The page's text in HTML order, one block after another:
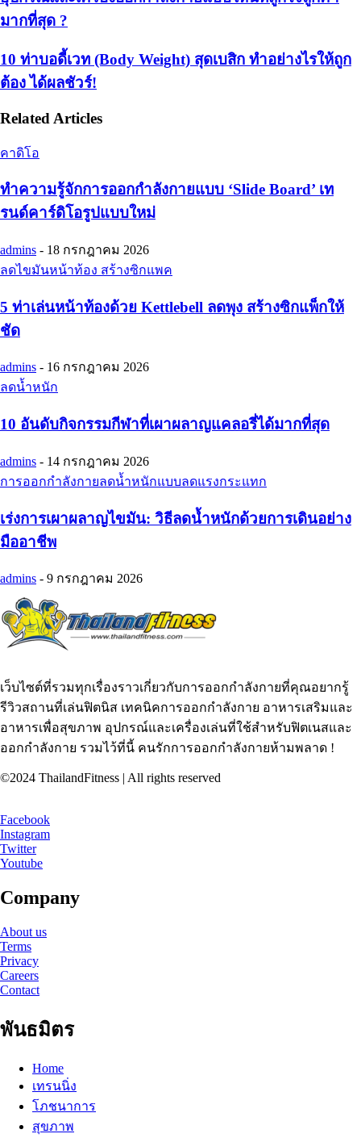
มากที่สุด​ ?
10 ท่าบอดี้เวท (Body Weight) สุดเบสิก ทำอย่างไรให้ถูก
ต้อง ได้ผลชัวร์!
Related Articles
คาดิโอ
ทำความรู้จักการออกกำลังกายแบบ ‘Slide Board’ เท
รนด์คาร์ดิโอรูปแบบใหม่
admins - 18 กรกฎาคม 2026
ลดไขมันหน้าท้อง สร้างซิกแพค
5 ท่าเล่นหน้าท้องด้วย Kettlebell ลดพุง สร้างซิกแพ็กให้
ชัด
admins - 16 กรกฎาคม 2026
ลดน้ำหนัก
10 อันดับกิจกรรมกีฬาที่เผาผลาญแคลอรี่ได้มากที่สุด
admins - 14 กรกฎาคม 2026
การออกกำลังกายลดน้ำหนักแบบลดแรงกระแทก
เร่งการเผาผลาญไขมัน: วิธีลดน้ำหนักด้วยการเดินอย่าง
มืออาชีพ
admins - 9 กรกฎาคม 2026
เว็บไซต์ที่รวมทุกเรื่องราวเกี่ยวกับการออกกำลังกายที่คุณอยากรู้
รีวิวสถานที่เล่นฟิตนิส เทคนิคการออกกำลังกาย อาหารเสริมและ
อาหารเพื่อสุขภาพ อุปกรณ์และเครื่องเล่นที่ใช้สำหรับฟิตเนสและ
ออกกำลังกาย รวมไว้ที่นี้ คนรักการออกกำลังกายห้ามพลาด !
©2024 ThailandFitness | All rights reserved
Facebook
Instagram
Twitter
Youtube
Company
About us
Terms
Privacy
Careers
Contact
พันธมิตร
Home
เทรนนิ่ง
โภชนาการ
สุขภาพ